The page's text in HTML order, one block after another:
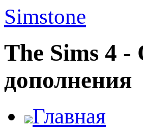
Simstone
The Sims 4
дополнения
Главная